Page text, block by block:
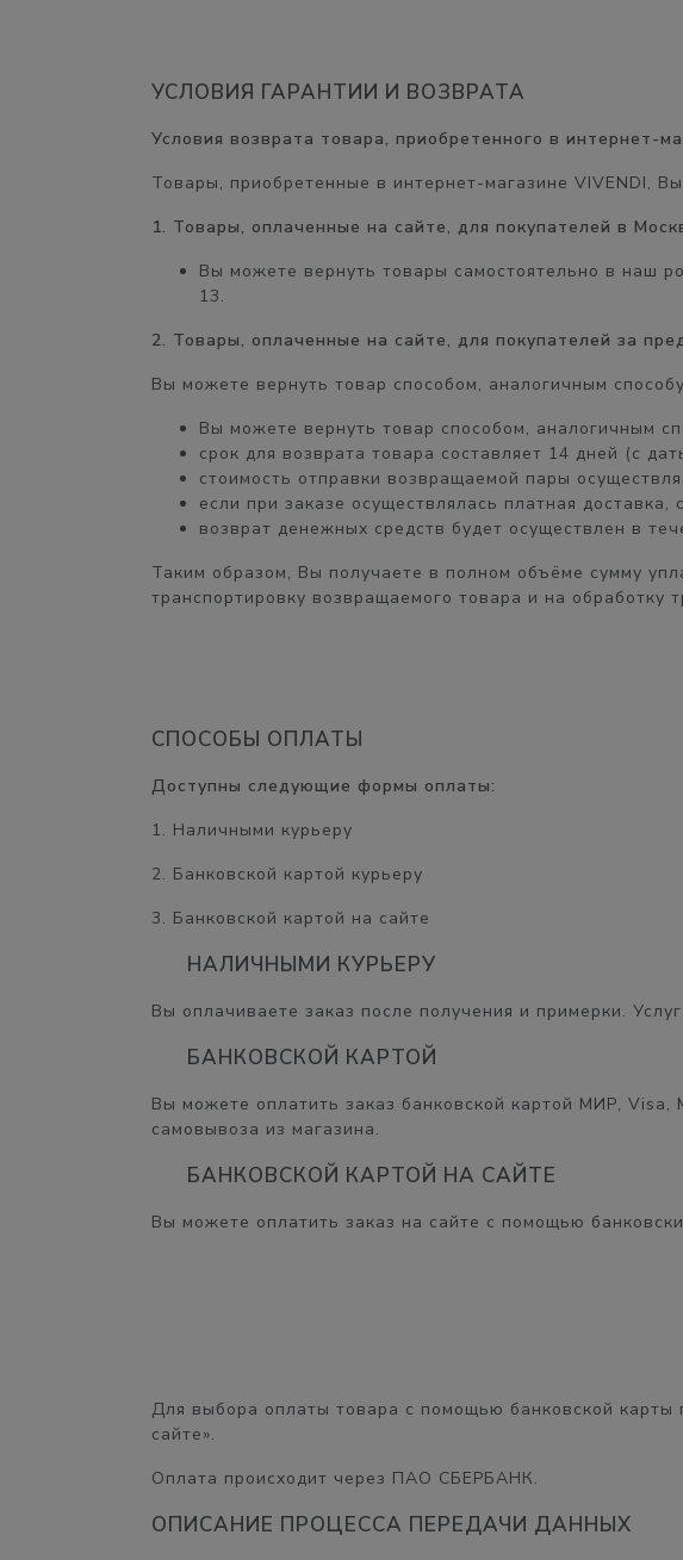
УСЛОВИЯ ГАРАНТИИ И ВОЗВРАТА
Условия возврата товара, приобретенного в интернет-
Товары, приобретенные в интернет-магазине VIVENDI,
1. Товары, оплаченные на сайте, для покупателей в
Вы можете вернуть товары самостоятельно в наш
13.
2. Товары, оплаченные на сайте, для покупателей за
Вы можете вернуть товар способом, аналогичным
Вы можете вернуть товар способом, аналогичным
срок для возврата товара составляет 14 дней (с
стоимость отправки возвращаемой пары
если при заказе осуществлялась платная доставка,
возврат денежных средств будет осуществлен в
Таким образом, Вы получаете в полном объёме сумму
транспортировку возвращаемого товара и на обработку
СПОСОБЫ ОПЛАТЫ
Доступны следующие формы оплаты:
1. Наличными курьеру
2. Банковской картой курьеру
3. Банковской картой на сайте
НАЛИЧНЫМИ КУРЬЕРУ
Вы оплачиваете заказ после получения и примерки.
БАНКОВСКОЙ КАРТОЙ
Вы можете оплатить заказ банковской картой МИР, Visa,
самовывоза из магазина.
БАНКОВСКОЙ КАРТОЙ НА САЙТЕ
Вы можете оплатить заказ на сайте с помощью
Для выбора оплаты товара с помощью банковской карты
сайте».
Оплата происходит через ПАО СБЕРБАНК.
ОПИСАНИЕ ПРОЦЕССА ПЕРЕДАЧИ ДАННЫХ